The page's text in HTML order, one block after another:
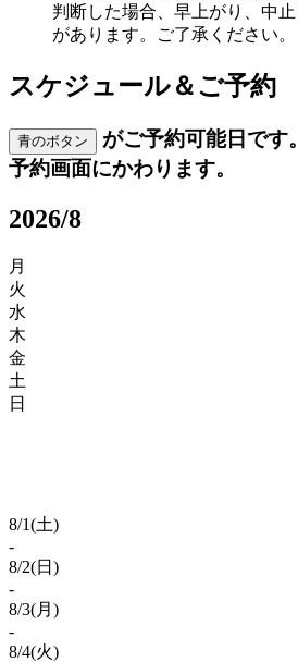
判断した場合、早上がり、中
があります。ご了承ください。
スケジュール＆ご予約
青のボタン
がご予約可能日です
予約画面にかわります。
2026/8
月
火
水
木
金
土
日
8/1(土)
-
8/2(日)
-
8/3(月)
-
8/4(火)